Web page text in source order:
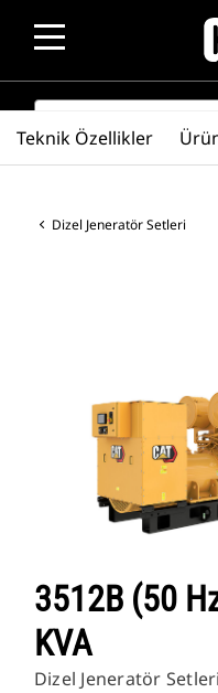
SEARCH
Dizel Jeneratör Setleri
3512B (50
KVA
Dizel Jeneratör Setleri
Teknik Özellikler